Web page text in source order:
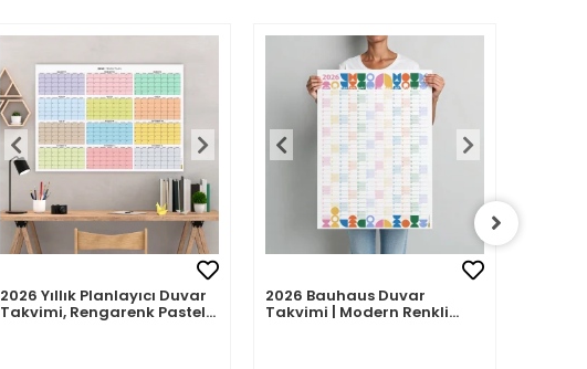
2026 Yıllık Planlayıcı Duvar
Takvimi, Rengarenk Pastel
2026 Bauhaus Duvar
Takvimi | Modern Renkli